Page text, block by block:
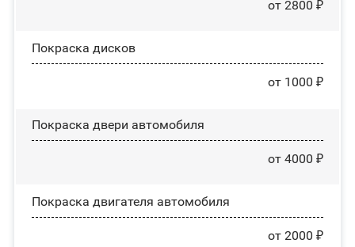
от 2800 ₽
Покраска дисков
от 1000 ₽
Покраска двери автомобиля
от 4000 ₽
Покраска двигателя автомобиля
от 2000 ₽